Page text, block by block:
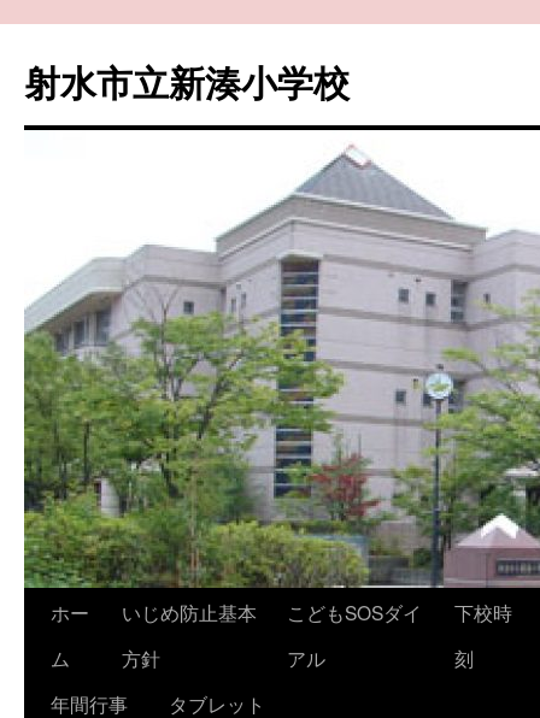
テ
ン
射水市立新湊小学校
ホー
ム
いじめ防止基本
方針
こどもSOSダイ
アル
下校時
刻
年間行事
タブレット